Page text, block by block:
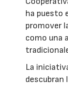
ha puesto
promover
como una
La
descubran